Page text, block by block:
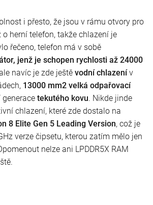
i přesto, že jsou v rámu otvory pro
herní telefon, takže chlazení je
řečeno, telefon má v sobě
jenž je schopen rychlosti až 24000
navíc je zde ještě vodní chlazenív
13000 mm2 velká odpařovací
tekutého kovu. Nikde jinde
chlazení, které zde dostalo na
8 Elite Gen 5 Leading Version, což je
verze čipsetu, kterou zatím mělo jen
nelze ani LPDDR5X RAM